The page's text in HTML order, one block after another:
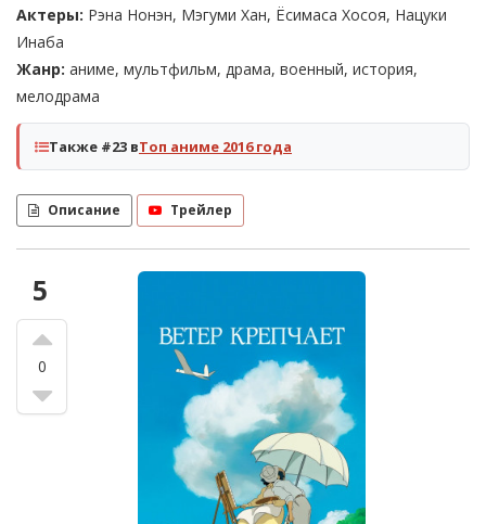
Актеры: Рэна Нонэн, Мэгуми Хан, Ёсимаса Хосоя, Нацуки
Инаба
Жанр: аниме, мультфильм, драма, военный, история,
мелодрама
Также #23 вТоп аниме 2016 года
Описание Трейлер
5
0